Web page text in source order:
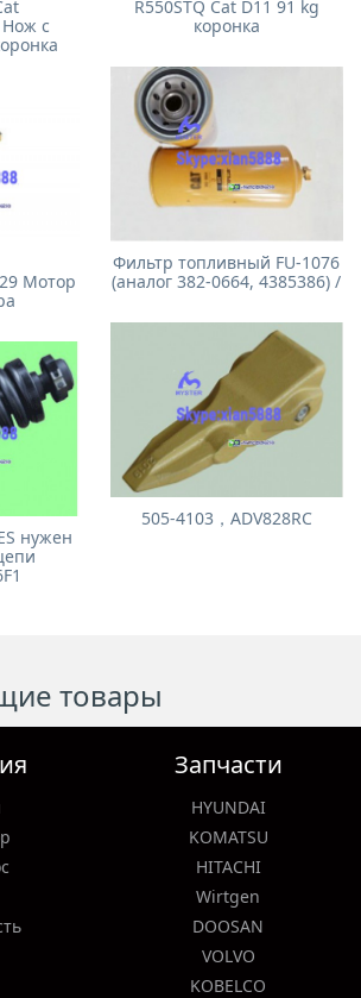
Нож с
R550STQ Cat D11 91 kg
коронка
Фильтр топливный FU-1076
(аналог 382-0664, 4385386) /
Мотор
505-4103，ADV828RC
нужен
товары
Запчасти
HYUNDAI
KOMATSU
HITACHI
Wirtgen
DOOSAN
VOLVO
KOBELCO